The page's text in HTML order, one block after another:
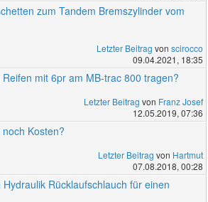
zum Tandem Bremszylinder vom
Letzter Beitrag von scirocco
09.04.2021, 18:35
mit 6pr am MB-trac 800 tragen?
Letzter Beitrag von Franz Josef
12.05.2019, 07:36
Kosten?
Letzter Beitrag von Hartmut
07.08.2018, 00:28
Rücklaufschlauch für einen